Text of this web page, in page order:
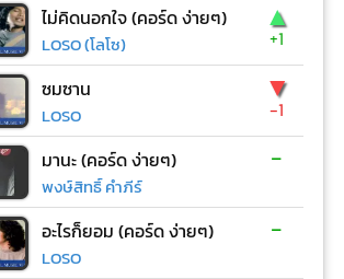
ไม่คิดนอกใจ (คอร์ด ง่ายๆ)
LOSO (โลโซ)
▲
+1
ซมซาน
LOSO
▼
-1
มานะ (คอร์ด ง่ายๆ)
พงษ์สิทธิ์ คำภีร์
-
อะไรก็ยอม (คอร์ด ง่ายๆ)
LOSO
-